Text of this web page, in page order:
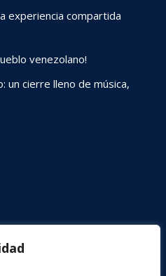
experiencia compartida
venezolano!
un cierre lleno de música,